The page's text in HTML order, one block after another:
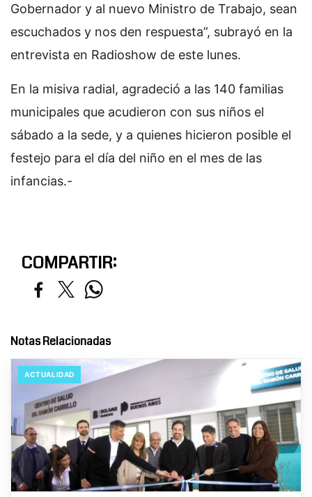
Gobernador y al nuevo Ministro de Trabajo, sean
escuchados y nos den respuesta”, subrayó en la
entrevista en Radioshow de este lunes.
En la misiva radial, agradeció a las 140 familias
municipales que acudieron con sus niños el
sábado a la sede, y a quienes hicieron posible el
festejo para el día del niño en el mes de las
infancias.-
COMPARTIR:
Notas Relacionadas
ACTUALIDAD